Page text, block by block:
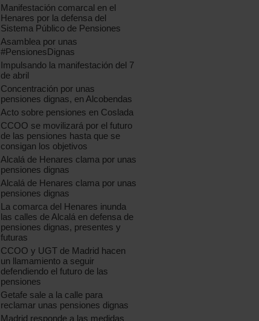
Manifestación comarcal en el
Henares por la defensa del
Sistema Público de Pensiones
Asamblea por unas
#PensionesDignas
Impulsando la manifestación del 7
de abril
Concentración por unas
pensiones dignas, en Alcobendas
Acto sobre pensiones en Coslada
CCOO se movilizará por el futuro
de las pensiones hasta que se
consigan los objetivos
Alcalá de Henares clama por unas
pensiones dignas
Alcalá de Henares clama por unas
pensiones dignas
La comarca del Henares inunda
las calles de Alcalá en defensa de
pensiones dignas, presentes y
futuras
CCOO y UGT de Madrid hacen
un llamamiento a seguir
defendiendo el futuro de las
pensiones
Getafe sale a la calle para
reclamar unas pensiones dignas
Madrid responde a las medidas